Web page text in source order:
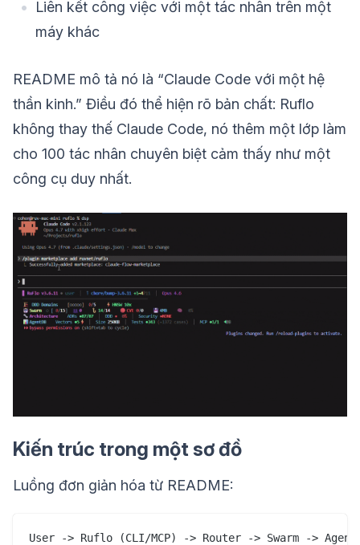
Liên kết công việc với một tác nhân trên một
máy khác
README mô tả nó là “Claude Code với một hệ
thần kinh.” Điều đó thể hiện rõ bản chất: Ruflo
không thay thế Claude Code, nó thêm một lớp làm
cho 100 tác nhân chuyên biệt cảm thấy như một
công cụ duy nhất.
Kiến trúc trong một sơ đồ
Luồng đơn giản hóa từ README:
User -> Ruflo (CLI/MCP) -> Router -> Swarm ->